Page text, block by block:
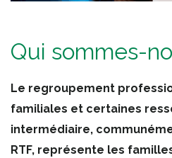
Qui sommes-
Le regroupement
familiales et certaines
intermédiaire,
RTF, représente les